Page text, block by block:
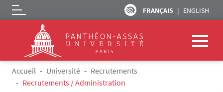
Aller au contenu principal
FRANÇAIS ENGLISH
Logo
Fil d'Ariane
Accueil Université
Recrutements
Recrutements / Administration